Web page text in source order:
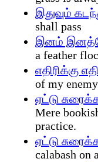
இதுவும்
shall pass
இனம்
a feather
எதிரிக்கு
of my
ஏட்டு
Mere
practice.
ஏட்டு
calabash on